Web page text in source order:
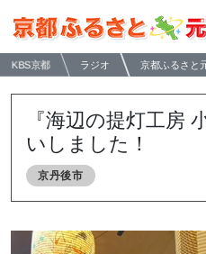
KBS京都 ラジオ 京都ふるさと
『海辺の提灯工房
いしました！
京丹後市